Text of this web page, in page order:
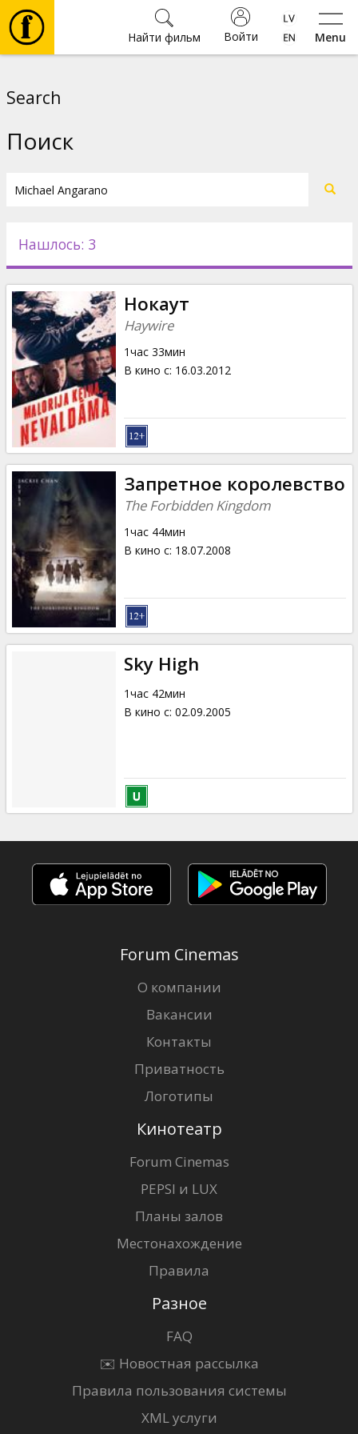
Menu
Войти
Найти фильм
Новости
Подарки
Кинозакуски
B2B
Клуб
Search
Поиск
Нашлось: 3
Нокаут
Haywire
1час 33мин
В кино с: 16.03.2012
Запретное королевство
The Forbidden Kingdom
1час 44мин
В кино с: 18.07.2008
Sky High
1час 42мин
В кино с: 02.09.2005
Forum Cinemas
О компании
Вакансии
Контакты
Приватность
Логотипы
Кинотеатр
Forum Cinemas
PEPSI и LUX
Планы залов
Местонахождение
Правила
Разное
FAQ
✉️ Новостная рассылка
Правила пользования системы
XML услуги